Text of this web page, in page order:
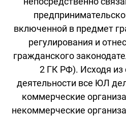
включенной в предмет
регулирования и
гражданского
2 ГК РФ). Исходя из
деятельности все ЮЛ
коммерческие
некоммерческие